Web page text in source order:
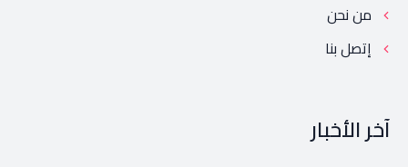
من نحن
إتصل بنا
آخر الأخبار